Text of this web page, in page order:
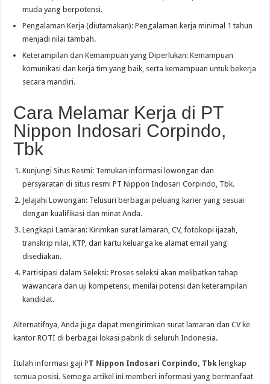
muda yang berpotensi.
Pengalaman Kerja (diutamakan): Pengalaman kerja minimal 1 tahun
menjadi nilai tambah.
Keterampilan dan Kemampuan yang Diperlukan: Kemampuan
komunikasi dan kerja tim yang baik, serta kemampuan untuk bekerja
secara mandiri.
Cara Melamar Kerja di PT
Nippon Indosari Corpindo,
Tbk
Kunjungi Situs Resmi: Temukan informasi lowongan dan
persyaratan di situs resmi PT Nippon Indosari Corpindo, Tbk.
Jelajahi Lowongan: Telusuri berbagai peluang karier yang sesuai
dengan kualifikasi dan minat Anda.
Lengkapi Lamaran: Kirimkan surat lamaran, CV, fotokopi ijazah,
transkrip nilai, KTP, dan kartu keluarga ke alamat email yang
disediakan.
Partisipasi dalam Seleksi: Proses seleksi akan melibatkan tahap
wawancara dan uji kompetensi, menilai potensi dan keterampilan
kandidat.
Alternatifnya, Anda juga dapat mengirimkan surat lamaran dan CV ke
kantor ROTI di berbagai lokasi pabrik di seluruh Indonesia.
Itulah informasi gajiPT Nippon Indosari Corpindo, Tbk lengkap
semua posisi. Semoga artikel ini memberi informasi yang bermanfaat